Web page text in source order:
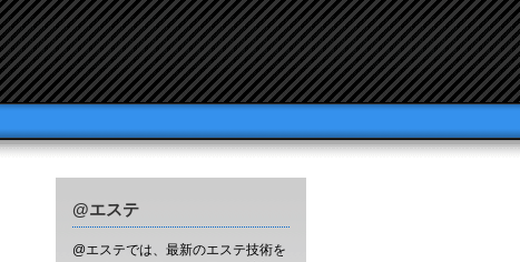
@エステ
@エステでは、最新のエステ技術を